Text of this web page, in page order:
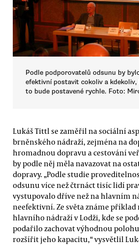
Podle podporovatelů odsunu by
efektivní postavit cokoliv a kdekoliv,
to bude postavené rychle. Foto:
Lukáš Tittl se zaměřil na sociální
brněnského nádraží, zejména na
hromadnou dopravu a cestování
by podle něj měla navazovat na
dopravy. „Podle studie
odsunu více než čtrnáct tisíc lidí
vystupovalo dříve než na hlavním
neefektivní. Ze světa známe příklad
hlavního nádraží v Lodži, kde se
podařilo zachovat výhodnou
rozšířit jeho kapacitu,“ vysvětlil